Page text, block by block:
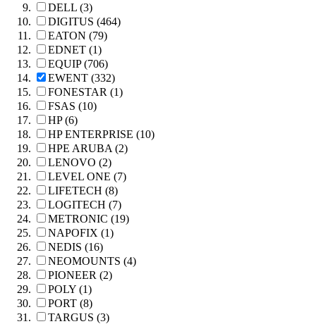
DELL (3)
DIGITUS (464)
EATON (79)
EDNET (1)
EQUIP (706)
EWENT (332)
FONESTAR (1)
FSAS (10)
HP (6)
HP ENTERPRISE (10)
HPE ARUBA (2)
LENOVO (2)
LEVEL ONE (7)
LIFETECH (8)
LOGITECH (7)
METRONIC (19)
NAPOFIX (1)
NEDIS (16)
NEOMOUNTS (4)
PIONEER (2)
POLY (1)
PORT (8)
TARGUS (3)